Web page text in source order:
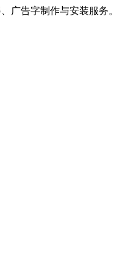
广告字制作与安装服务。